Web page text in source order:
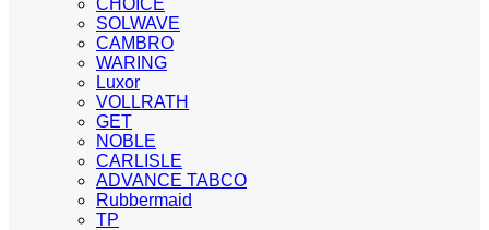
CHOICE
SOLWAVE
CAMBRO
WARING
Luxor
VOLLRATH
GET
NOBLE
CARLISLE
ADVANCE TABCO
Rubbermaid
TP